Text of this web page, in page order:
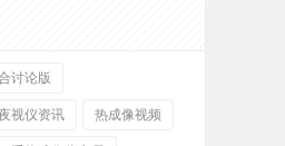
讨论版
视仪资讯 热成像视频